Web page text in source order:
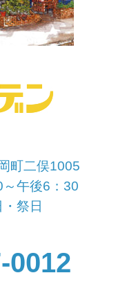
町二俣1005
～午後6：30
・祭日
0012